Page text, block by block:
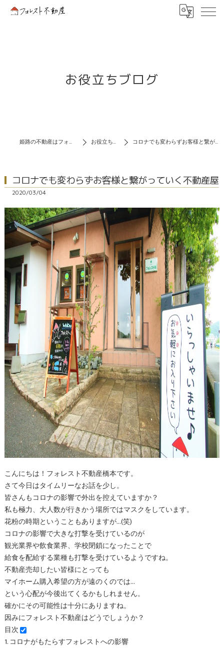
お役立ちブログ
姫路の不動産はフォレスト不動産 お役立ちブログ コロナでも変わらずお客様と繋がっていく不動産屋
コロナでも変わらずお客様と繋がっていく不動産屋
2020/03/04
こんにちは！フォレスト不動産橋本です。
さて今日はタイムリーなお話を少し。
皆さんもコロナの影響で外出を控えていますか？
私も極力、大人数が行きかう場所ではマスクをしています。
花粉の時期ということもありますが…(笑)
コロナの影響で大きな打撃を受けているのが
観光業界や飲食業界、学校閉鎖になったことで
給食を配給する業種も打撃を受けているようですね。
不動産売却したい皆様にとっても
マイホーム購入希望の方が遠のくのでは…
という心配が今後出てくるかもしれません。
確かにその可能性は十分にありますね。
因みにフォレスト不動産はどうでしょうか？
目次
1.コロナがもたらすフォレストへの影響